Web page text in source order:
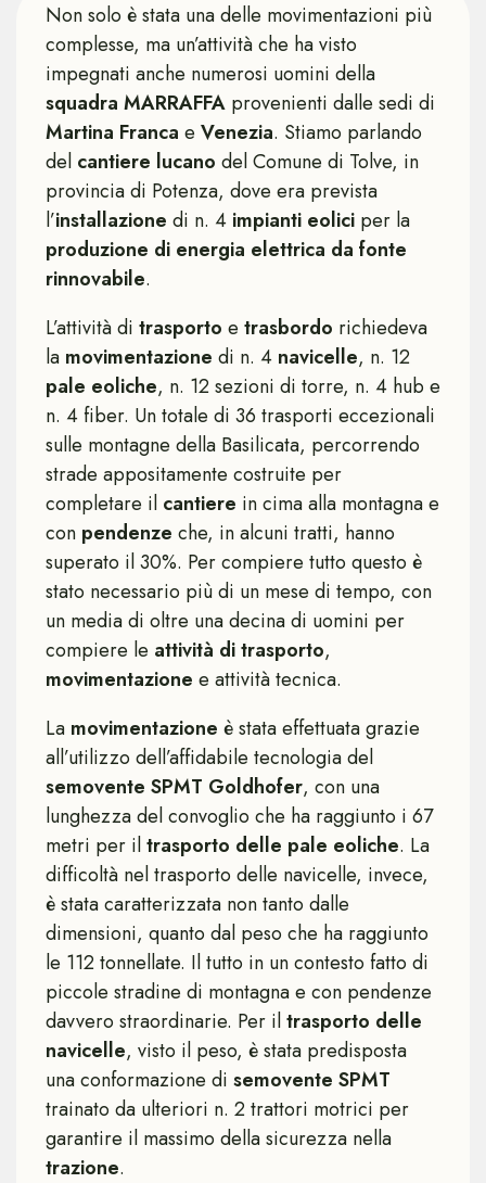
Non solo è stata una delle movimentazioni più
complesse, ma un’attività che ha visto
impegnati anche numerosi uomini della
squadra MARRAFFA provenienti dalle sedi di
Martina Franca e Venezia. Stiamo parlando
del cantiere lucano del Comune di Tolve, in
provincia di Potenza, dove era prevista
l’installazione di n. 4 impianti eolici per la
produzione di energia elettrica da fonte
rinnovabile.
L’attività di trasporto e trasbordo richiedeva
la movimentazione di n. 4 navicelle, n. 12
pale eoliche, n. 12 sezioni di torre, n. 4 hub e
n. 4 fiber. Un totale di 36 trasporti eccezionali
sulle montagne della Basilicata, percorrendo
strade appositamente costruite per
completare il cantiere in cima alla montagna e
con pendenze che, in alcuni tratti, hanno
superato il 30%. Per compiere tutto questo è
stato necessario più di un mese di tempo, con
un media di oltre una decina di uomini per
compiere le attività di trasporto,
movimentazione e attività tecnica.
La movimentazione è stata effettuata grazie
all’utilizzo dell’affidabile tecnologia del
semovente SPMT Goldhofer, con una
lunghezza del convoglio che ha raggiunto i 67
metri per iltrasporto delle pale eoliche. La
difficoltà nel trasporto delle navicelle, invece,
è stata caratterizzata non tanto dalle
dimensioni, quanto dal peso che ha raggiunto
le 112 tonnellate. Il tutto in un contesto fatto di
piccole stradine di montagna e con pendenze
davvero straordinarie. Per iltrasporto delle
navicelle, visto il peso, è stata predisposta
una conformazione di semovente SPMT
trainato da ulteriori n. 2 trattori motrici per
garantire il massimo della sicurezza nella
trazione.